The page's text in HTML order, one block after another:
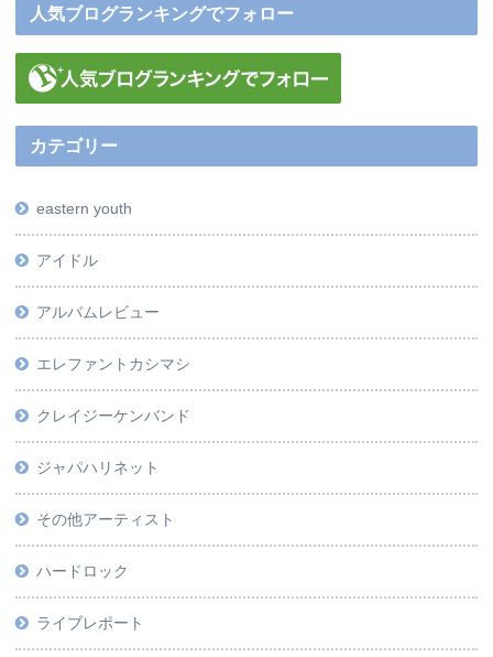
人気ブログランキングでフォロー
カテゴリー
eastern youth
アイドル
アルバムレビュー
エレファントカシマシ
クレイジーケンバンド
ジャパハリネット
その他アーティスト
ハードロック
ライブレポート